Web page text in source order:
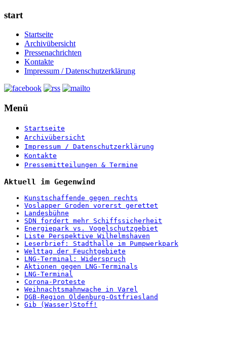
start
Startseite
Archivübersicht
Pressenachrichten
Kontakte
Impressum / Datenschutzerklärung
Menü
Startseite
Archivübersicht
Impressum / Datenschutzerklärung
Kontakte
Pressemitteilungen & Termine
Aktuell im Gegenwind
Kunstschaffende gegen rechts
Voslapper Groden vorerst gerettet
Landesbühne
SDN fordert mehr Schiffssicherheit
Energiepark vs. Vogelschutzgebiet
Liste Perspektive Wilhelmshaven
Leserbrief: Stadthalle im Pumpwerkpark
Welttag der Feuchtgebiete
LNG-Terminal: Widerspruch
Aktionen gegen LNG-Terminals
LNG-Terminal
Corona-Proteste
Weihnachtsmahnwache in Varel
DGB-Region Oldenburg-Ostfriesland
Gib (Wasser)Stoff!